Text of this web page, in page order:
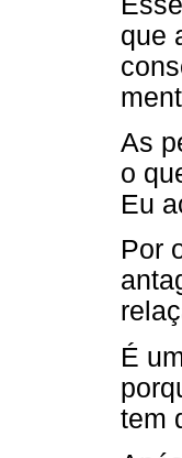
que
As
o
Eu
Por
É
tem